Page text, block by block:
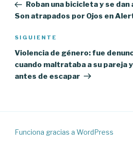
entradas
Roban una bicicleta y se
Son atrapados por Ojos en
Siguiente
entrada
SIGUIENTE
Violencia de género: fue
cuando maltrataba a su pareja
antes de escapar
Funciona gracias a WordPress